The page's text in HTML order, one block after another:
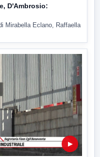
D'Ambrosio:
Mirabella Eclano, Raffaella
▶